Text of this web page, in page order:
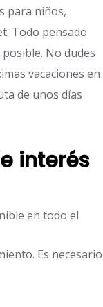
para niños,
Todo pensado
No dudes
vacaciones en
de unos días
interés
en todo el
Es necesario